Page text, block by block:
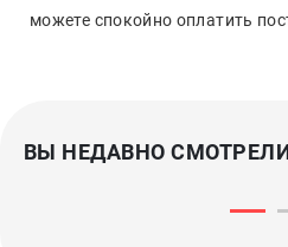
можете спокойно оплатить
ВЫ НЕДАВНО